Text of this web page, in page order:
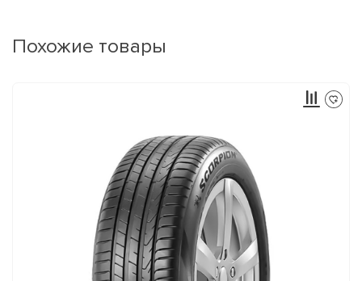
Похожие товары